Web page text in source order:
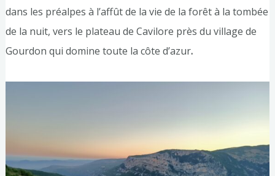
dans les préalpes à l’affût de la vie de la forêt à la tombée
de la nuit, vers le plateau de Cavilore près du village de
Gourdon qui domine toute la côte d’azur.